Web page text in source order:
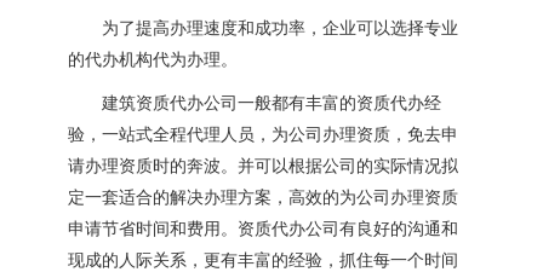
为了提高办理速度和成功率，企业可以选择专业
的代办机构代为办理。
建筑资质代办公司一般都有丰富的资质代办经
验，一站式全程代理人员，为公司办理资质，免去申
请办理资质时的奔波。并可以根据公司的实际情况拟
定一套适合的解决办理方案，高效的为公司办理资质
申请节省时间和费用。资质代办公司有良好的沟通和
现成的人际关系，更有丰富的经验，抓住每一个时间